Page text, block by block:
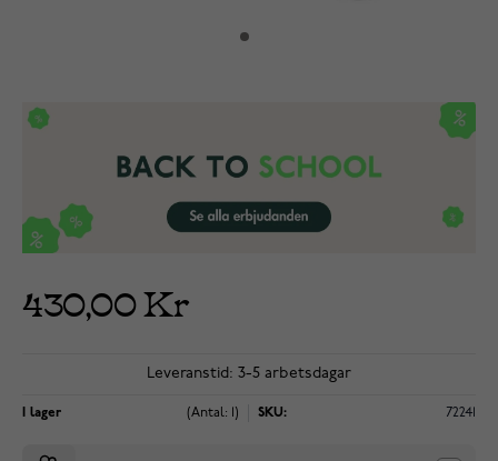
430,00 Kr
Leveranstid: 3-5 arbetsdagar
I lager (Antal: 1) SKU: 72241